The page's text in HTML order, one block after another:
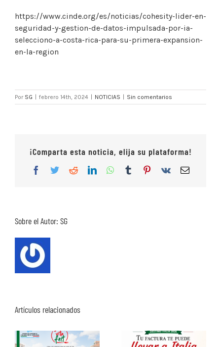
https://www.cinde.org/es/noticias/cohesity-lider-en-
seguridad-y-gestion-de-datos-impulsada-por-ia-
selecciono-a-costa-rica-para-su-primera-expansion-
en-la-region
Por SG febrero 14th, 2024 NOTICIAS Sin comentarios
¡Comparta esta noticia, elija su plataforma!
Facebook
TwitterRedditLinkedInWhatsApp
TumblrPinterest
Vk
Correo
Sobre el Autor: SG
Artículos relacionados